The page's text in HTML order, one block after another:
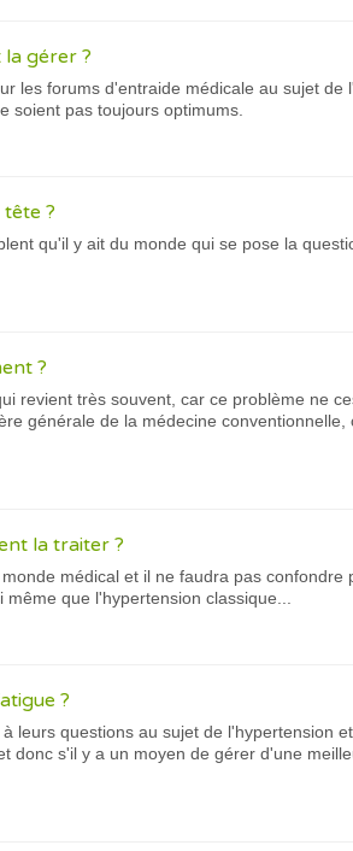
gérer ?
les forums d'entraide médicale au sujet de
soient pas toujours optimums.
?
qu'il y ait du monde qui se pose la
?
revient très souvent, car ce problème ne
générale de la médecine conventionnelle,
la traiter ?
médical et il ne faudra pas confondre
que l'hypertension classique...
?
leurs questions au sujet de l'hypertension
donc s'il y a un moyen de gérer d'une